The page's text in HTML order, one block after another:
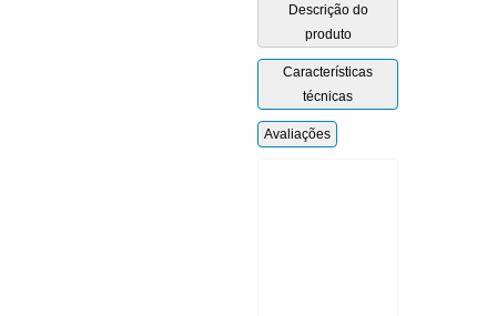
Descrição do
produto
Características
técnicas
Avaliações